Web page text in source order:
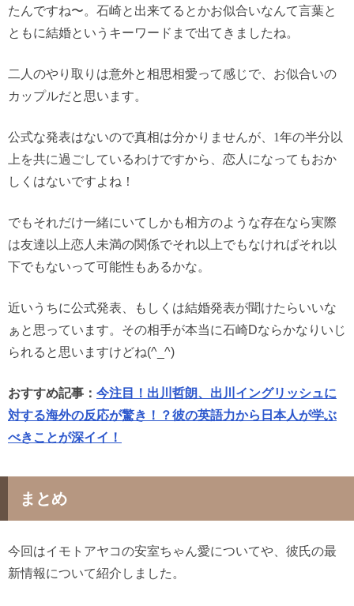
たんですね〜。石崎と出来てるとかお似合いなんて言葉と
ともに結婚というキーワードまで出てきましたね。
二人のやり取りは意外と相思相愛って感じで、お似合いの
カップルだと思います。
公式な発表はないので真相は分かりませんが、 1年の半分以
上を共に過ごしているわけですから、恋人になってもおか
しくはないですよね！
でもそれだけ一緒にいてしかも相方のような存在なら実際
は友達以上恋人未満の関係でそれ以上でもなければそれ以
下でもないって可能性もあるかな。
近いうちに公式発表、もしくは結婚発表が聞けたらいいな
ぁと思っています。その相手が本当に石崎Dならかなりいじ
られると思いますけどね(^_^)
おすすめ記事： 今注目！出川哲朗、出川イングリッシュに
対する海外の反応が驚き！？彼の英語力から日本人が学ぶ
べきことが深イイ！
まとめ
今回はイモトアヤコの安室ちゃん愛についてや、彼氏の最
新情報について紹介しました。